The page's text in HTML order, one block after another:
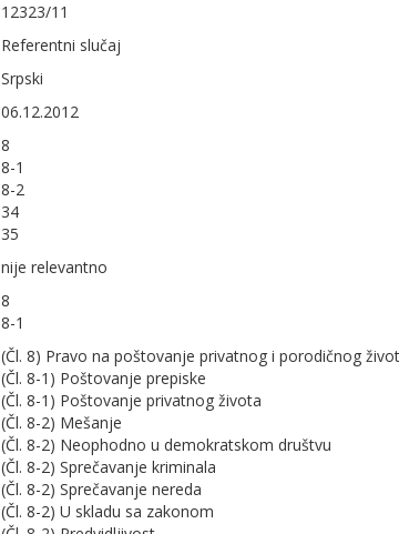
12323/11
Referentni slučaj
Srpski
06.12.2012
8
8-1
8-2
34
35
nije relevantno
8
8-1
(Čl. 8) Pravo na poštovanje privatnog i porodičnog
(Čl. 8-1) Poštovanje prepiske
(Čl. 8-1) Poštovanje privatnog života
(Čl. 8-2) Mešanje
(Čl. 8-2) Neophodno u demokratskom društvu
(Čl. 8-2) Sprečavanje kriminala
(Čl. 8-2) Sprečavanje nereda
(Čl. 8-2) U skladu sa zakonom